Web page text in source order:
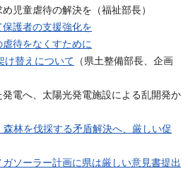
児童虐待の解決を（福祉部長）
護者の支援強化を
待をなくすために
け替えについて （県土整備部長、企画
電へ、太陽光発電施設による乱開発か
林を伐採する矛盾解決へ、厳しい促
ソーラー計画に県は厳しい意見書提出